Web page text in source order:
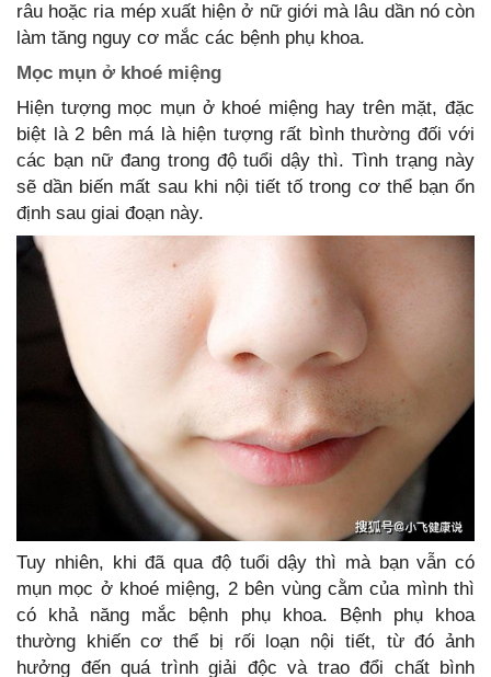
râu hoặc ria mép xuất hiện ở nữ giới mà lâu dần nó còn
làm tăng nguy cơ mắc các bệnh phụ khoa.
Mọc mụn ở khoé miệng
Hiện tượng mọc mụn ở khoé miệng hay trên mặt, đặc
biệt là 2 bên má là hiện tượng rất bình thường đối với
các bạn nữ đang trong độ tuổi dậy thì. Tình trạng này
sẽ dần biến mất sau khi nội tiết tố trong cơ thể bạn ổn
định sau giai đoạn này.
Tuy nhiên, khi đã qua độ tuổi dậy thì mà bạn vẫn có
mụn mọc ở khoé miệng, 2 bên vùng cằm của mình thì
có khả năng mắc bệnh phụ khoa. Bệnh phụ khoa
thường khiến cơ thể bị rối loạn nội tiết, từ đó ảnh
hưởng đến quá trình giải độc và trao đổi chất bình